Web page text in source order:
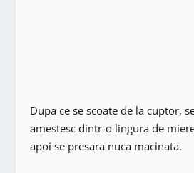
Dupa ce se scoate de la cuptor,
amestesc dintr-o lingura de
apoi se presara nuca macinata.